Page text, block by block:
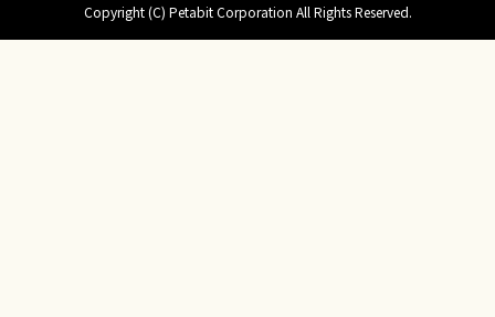
Copyright (C) Petabit Corporation All Rights Reserved.